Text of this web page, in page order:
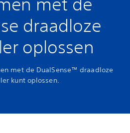
met de
draadloze
oplossen
met de DualSense™ draadloze
kunt oplossen.